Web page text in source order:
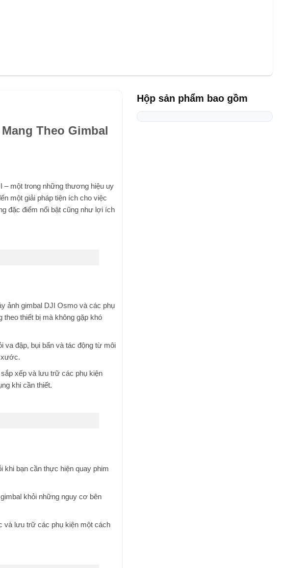
Theo Gimbal
– một trong những thương hiệu uy
một giải pháp tiện ích cho việc
đặc điểm nổi bật cũng như lợi ích
ảnh gimbal DJI Osmo và các phụ
theo thiết bị mà không gặp khó
va đập, bụi bẩn và tác động từ môi
xước.
xếp và lưu trữ các phụ kiện
khi cần thiết.
khi bạn cần thực hiện quay phim
khỏi những nguy cơ bên
và lưu trữ các phụ kiện một cách
Hộp sản phẩm bao gồm